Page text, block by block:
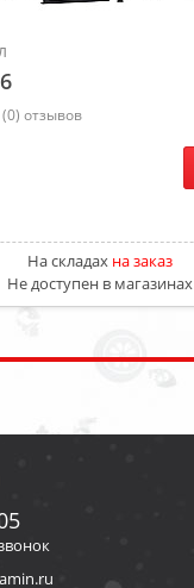
(0) отзывов
На складах на заказ
Не доступен в магазинах